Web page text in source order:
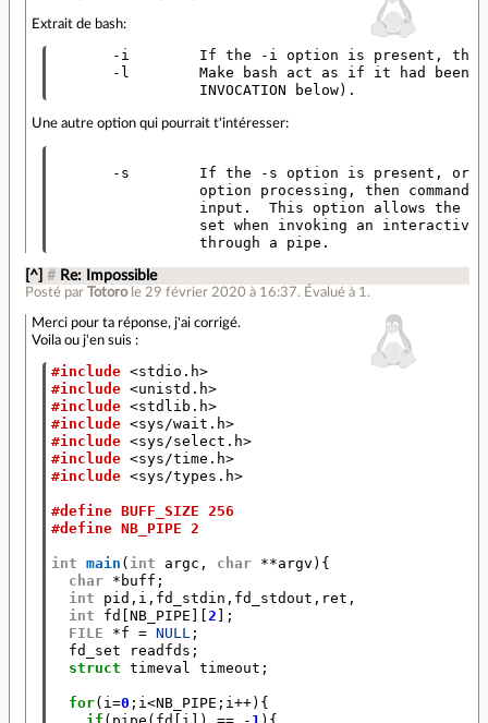
Extrait de bash:
-i        If the -i option is present, the
-l        Make bash act as if it had been
Une autre option qui pourrait t'intéresser:
-s        If the -s option is present, or
option processing, then commands
input.  This option allows the
set when invoking an interactive
[^] # Re: Impossible
Posté parTotoro le 29 février 2020 à 16:37. Évalué à 1 .
Merci pour ta réponse, j'ai corrigé.
Voila ou j'en suis :
#include <stdio.h>
#include <unistd.h>
#include <stdlib.h>
#include <sys/wait.h>
#include <sys/select.h>
#include <sys/time.h>
#include <sys/types.h>
#define BUFF_SIZE 256
#define NB_PIPE 2
int main ( int argc , char **argv ){
char * buff ;
int
pid , i , fd_stdin , fd_stdout , ret ,
int
fd [NB_PIPE ][2 ];
FILE
*f = NULL ;
fd_set
readfds ;
struct
timeval timeout ;
for( i=0 ; i<NB_PIPE ; i++){